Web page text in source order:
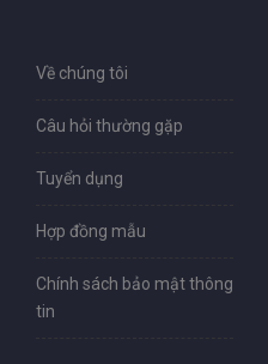
Về chúng tôi
Câu hỏi thường gặp
Tuyển dụng
Hợp đồng mẫu
Chính sách bảo mật thông
tin